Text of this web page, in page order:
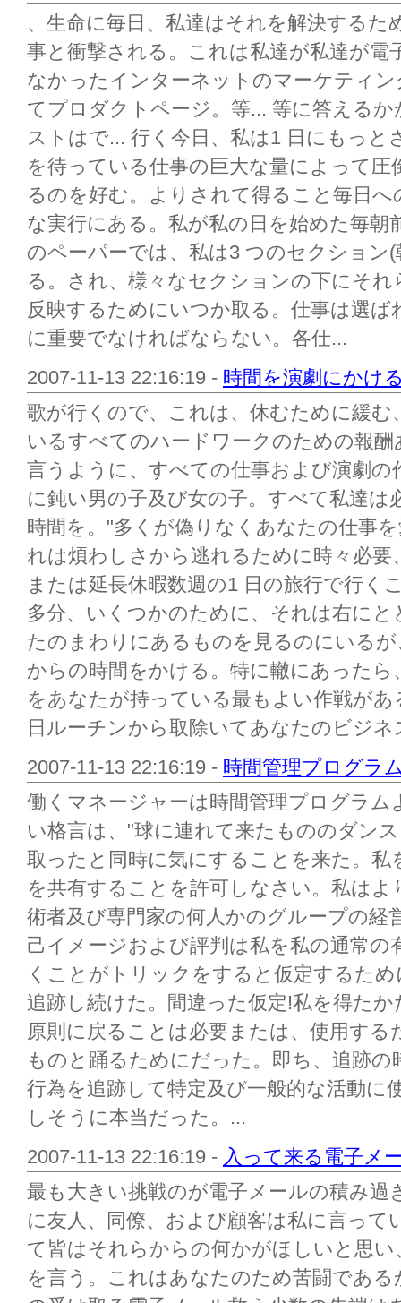
、生命に毎日、私達はそれを解決するた
事と衝撃される。これは私達が私達が
なかったインターネットのマーケティ
てプロダクトページ。等... 等に答える
ストはで... 行く今日、私は1 日にもっと
を待っている仕事の巨大な量によって
るのを好む。よりされて得ること毎日
な実行にある。私が私の日を始めた毎朝
のペーパーでは、私は3 つのセクション
る。され、様々なセクションの下にそ
反映するためにいつか取る。仕事は選
に重要でなければならない。各仕...
2007-11-13 22:16:19 - 時間を演劇にかけ
歌が行くので、これは、休むために緩
いるすべてのハードワークのための報
言うように、すべての仕事および演劇
に鈍い男の子及び女の子。すべて私達
時間を。"多くが偽りなくあなたの仕事
れは煩わしさから逃れるために時々必
または延長休暇数週の1 日の旅行で行く
多分、いくつかのために、それは右に
たのまわりにあるものを見るのにいる
からの時間をかける。特に轍にあった
をあなたが持っている最もよい作戦が
日ルーチンから取除いてあなたのビジネ
2007-11-13 22:16:19 - 時間管理プログラ
働くマネージャーは時間管理プログラ
い格言は、"球に連れて来たもののダン
取ったと同時に気にすることを来た。
を共有することを許可しなさい。私はよ
術者及び専門家の何人かのグループの経
己イメージおよび評判は私を私の通常の
くことがトリックをすると仮定するた
追跡し続けた。間違った仮定!私を得た
原則に戻ることは必要または、使用す
ものと踊るためにだった。即ち、追跡
行為を追跡して特定及び一般的な活動に
しそうに本当だった。...
2007-11-13 22:16:19 - 入って来る電子メ
最も大きい挑戦のが電子メールの積み
に友人、同僚、および顧客は私に言っ
て皆はそれらからの何かがほしいと思
を言う。これはあなたのため苦闘であ